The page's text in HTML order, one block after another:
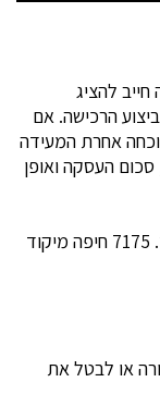
להציג
הרכישה. אם
אחרת המעידה
העסקה ואופן
: משלוח בדואר לת.ד. 7175 חיפה מיקוד
או לבטל את